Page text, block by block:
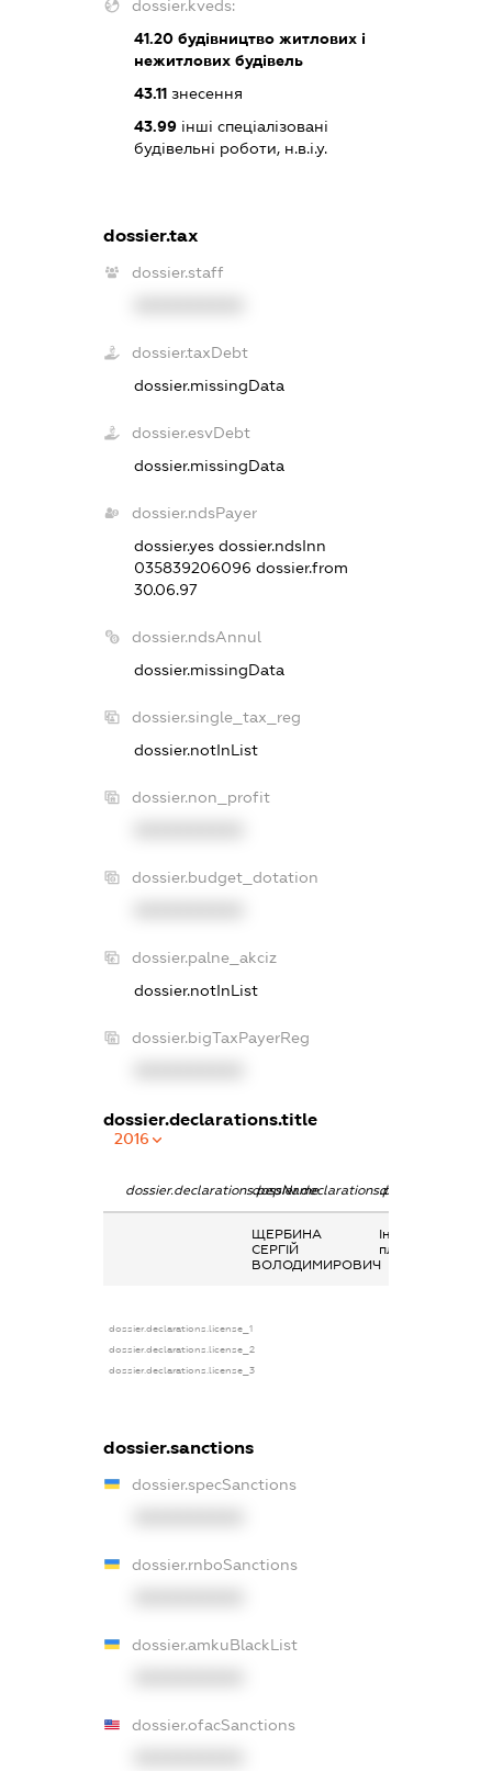
dossier.kveds:
41.20 будівництво житлових і
нежитлових будівель
43.11 знесення
43.99 інші спеціалізовані
будівельні роботи, н.в.і.у.
dossier.tax
dossier.staff
dossier.taxDebt
dossier.missingData
dossier.esvDebt
dossier.missingData
dossier.ndsPayer
dossier.yesdossier.ndsInn
035839206096dossier.from
30.06.97
dossier.ndsAnnul
dossier.missingData
dossier.single_tax_reg
dossier.notInList
dossier.non_profit
dossier.budget_dotation
dossier.palne_akciz
dossier.notInList
dossier.bigTaxPayerReg
dossier.declarations.title
2016
dossier.declarations.pepNamedossier.declarations.personName
ЩЕРБИНА
СЕРГІЙ
ВОЛОДИМИРОВИЧ
Інше, Заробітна
плата
dossier.declarations.license_1
dossier.declarations.license_2
dossier.declarations.license_3
dossier.sanctions
dossier.specSanctions
dossier.rnboSanctions
dossier.amkuBlackList
dossier.ofacSanctions